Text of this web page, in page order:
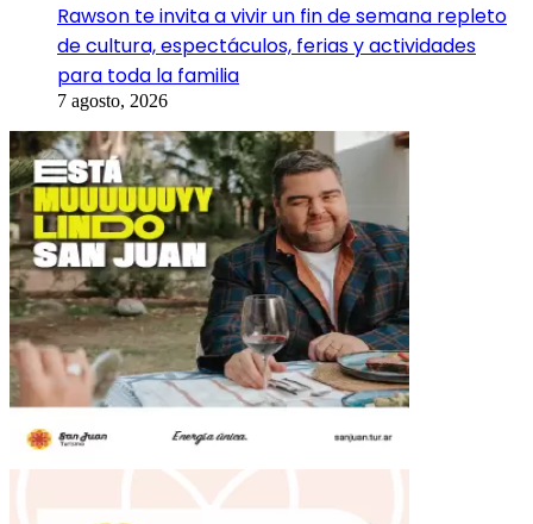
Rawson te invita a vivir un fin de semana repleto
de cultura, espectáculos, ferias y actividades
para toda la familia
7 agosto, 2026